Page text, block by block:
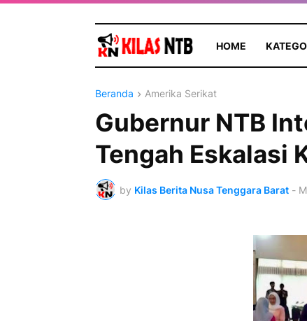
HOME
Beranda Amerika Serikat
Gubernur NTB
Tengah Eskalasi
by Kilas Berita Nusa Tenggara Barat -